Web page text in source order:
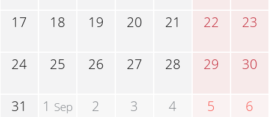
17 18 19 20 21 22 23
24 25 26 27 28 29 30
31 1 Sep 2 3 4 5 6